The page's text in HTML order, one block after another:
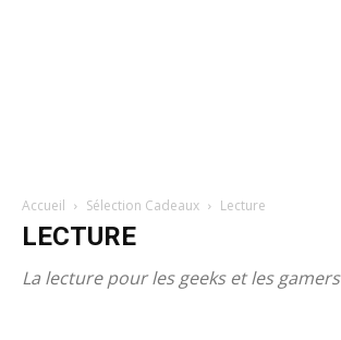
Accueil Sélection Cadeaux Lecture
LECTURE
La lecture pour les geeks et les gamers